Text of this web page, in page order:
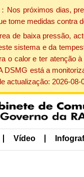
Nos próximos dias,
tome medidas contra
de baixa pressão,
sistema e da
o calor e ter atenção
DSMG está a
actualização: 2026-08-
Vídeo